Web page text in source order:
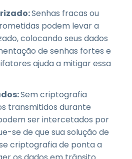
Senhas fracas ou
podem levar a
colocando seus dados
de senhas fortes e
ajuda a mitigar essa
Sem criptografia
transmitidos durante
ser intercetados por
se de que sua solução de
criptografia de ponta a